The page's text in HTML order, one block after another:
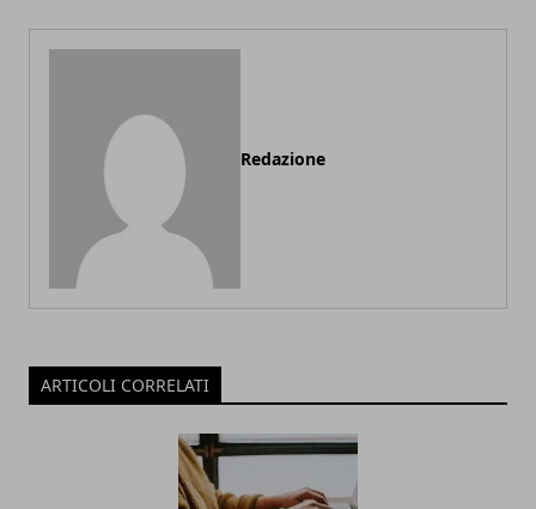
Redazione
ARTICOLI CORRELATI